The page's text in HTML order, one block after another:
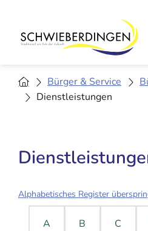
Bürger & Service
Dienstleistungen
Alphabetisches Register
A B C